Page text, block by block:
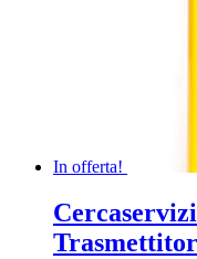
In offerta!